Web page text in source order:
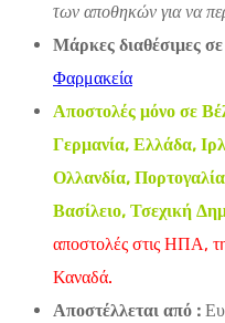
των αποθηκών για να
Μάρκες διαθέσιμες
Φαρμακεία
Αποστολές μόνο σε
Γερμανία, Ελλάδα,
Ολλανδία,
Βασίλειο, Τσεχική
αποστολές στις ΗΠΑ,
Καναδά.
Αποστέλλεται από :